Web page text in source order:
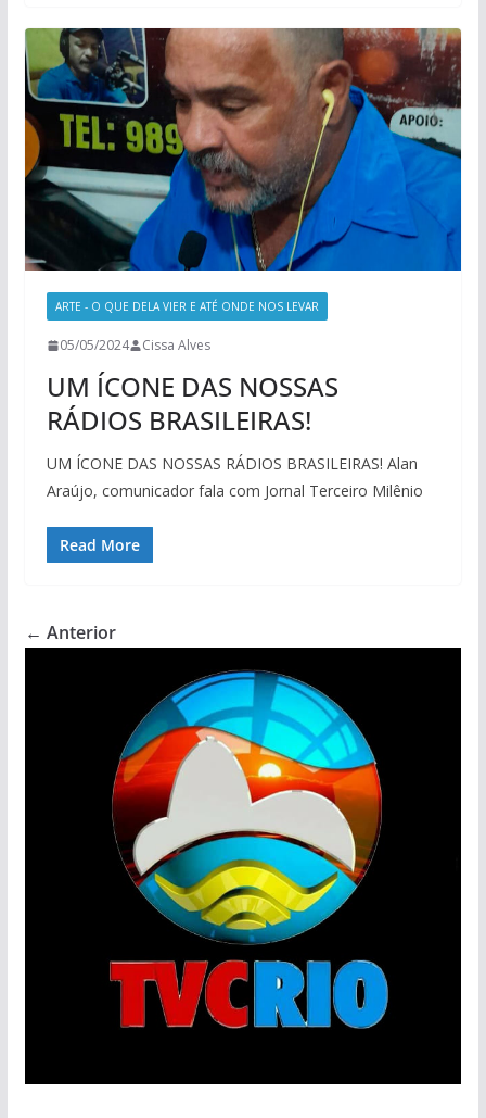
ARTE - O QUE DELA VIER E ATÉ ONDE NOS LEVAR
05/05/2024 Cissa Alves
UM ÍCONE DAS NOSSAS
RÁDIOS BRASILEIRAS!
UM ÍCONE DAS NOSSAS RÁDIOS BRASILEIRAS! Alan
Araújo, comunicador fala com Jornal Terceiro Milênio
Read More
← Anterior